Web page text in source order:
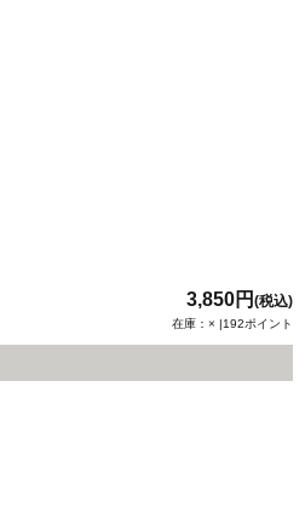
3,850円 (税込)
在庫：× |192ポイント